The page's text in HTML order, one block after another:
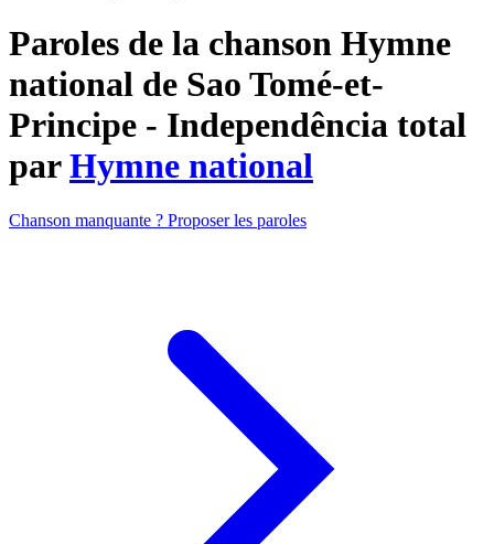
Paroles de la chanson Hymne
national de Sao Tomé-et-
Principe - Independência total
parHymne national
Chanson manquante ? Proposer les paroles